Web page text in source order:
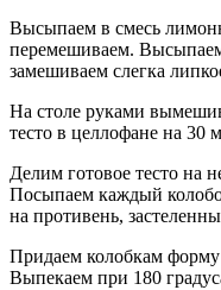
Высыпаем в смесь
перемешиваем.
замешиваем слегка
На столе руками
тесто в целлофане на 30
Делим готовое тесто на
Посыпаем каждый
на противень,
Придаем колобкам форму
Выпекаем при 180